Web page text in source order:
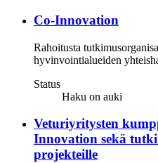
Co-Innovation
Rahoitusta
hyvinvointialueiden
Status
Haku on auki
Veturiyritysten
Innovation sekä
projekteille